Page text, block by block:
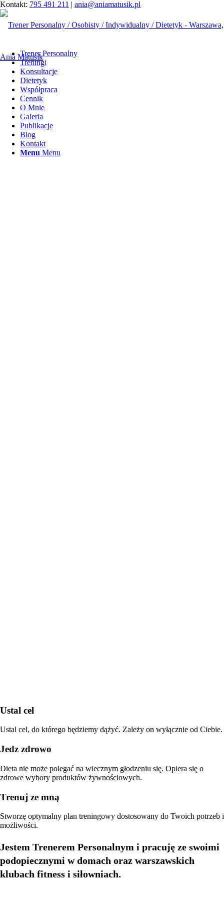
Kontakt: 795 491 211 | ania@aniamatusik.pl
Trener Personalny
Treningi
Konsultacje
Dietetyk
Współpraca
Cennik
O Mnie
Galeria
Publikacje
Blog
Kontakt
Menu Menu
Ustal cel
Ustal cel, do którego będziemy dążyć. Zależy on wyłącznie od Ciebie.
Jedz zdrowo
Dieta nie może polegać na wiecznym głodzeniu się. Opiera się o
zdrowe wybory produktów żywnościowych.
Trenuj ze mną
Stworzę optymalny plan treningowy dostosowany do Twoich potrzeb i
możliwości.
Jestem Trenerem Personalnym i pracuję ze swoimi
podopiecznymi w domach oraz warszawskich
klubach fitness i siłowniach.